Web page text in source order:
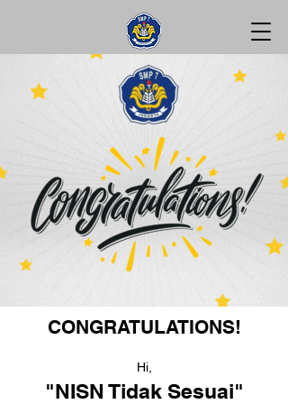
CONGRATULATIONS!
Hi,
"NISN Tidak Sesuai"